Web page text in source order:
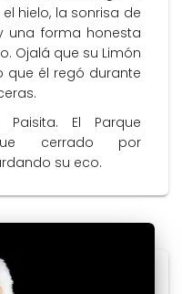
hielo, la sonrisa de
una forma honesta
Ojalá que su Limón
que él regó durante
El Parque
cerrado por
su eco.